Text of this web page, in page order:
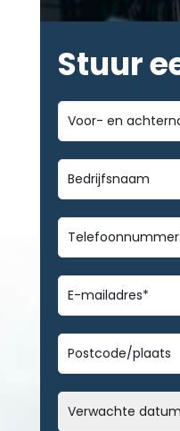
Stuur
Voor-
en
achternaam*
Bedrijfsnaam
E-
mailadres*
Geen
titel
Datum
MM